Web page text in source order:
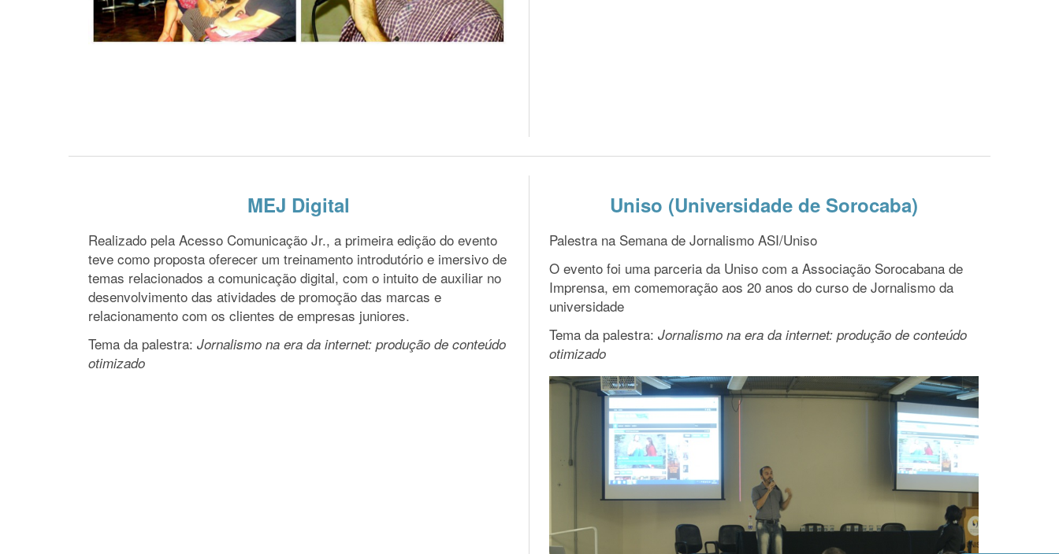
MEJ Digital
Realizado pela Acesso Comunicação Jr., a primeira edição do evento
teve como proposta oferecer um treinamento introdutório e imersivo de
temas relacionados a comunicação digital, com o intuito de auxiliar no
desenvolvimento das atividades de promoção das marcas e
relacionamento com os clientes de empresas juniores.
Tema da palestra: Jornalismo na era da internet: produção de conteúdo
otimizado
Uniso (Universidade de Sorocaba)
Palestra na Semana de Jornalismo ASI/Uniso
O evento foi uma parceria da Uniso com a Associação Sorocabana de
Imprensa, em comemoração aos 20 anos do curso de Jornalismo da
universidade
Tema da palestra: Jornalismo na era da internet: produção de conteúdo
otimizado